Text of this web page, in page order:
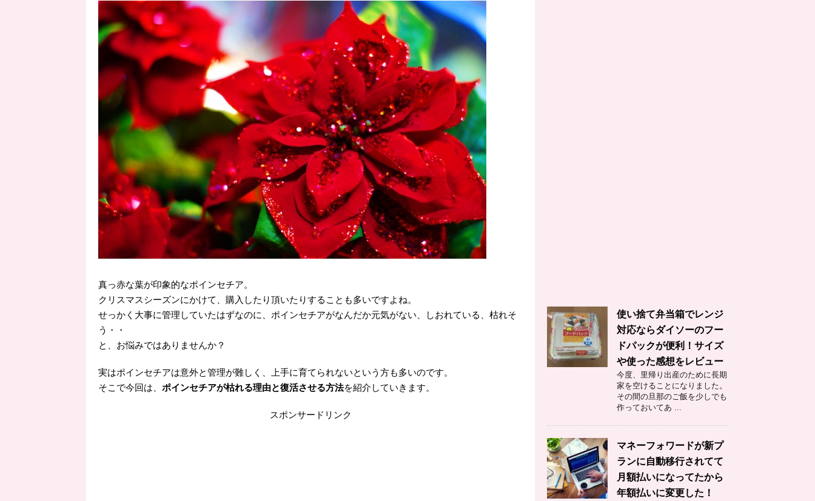
真っ赤な葉が印象的なポインセチア。
クリスマスシーズンにかけて、購入したり頂いたりすることも多いですよね。
せっかく大事に管理していたはずなのに、ポインセチアがなんだか元気がない、しおれている、枯れそ
う・・
と、お悩みではありませんか？
実はポインセチアは意外と管理が難しく、上手に育てられないという方も多いのです。
そこで今回は、 ポインセチアが枯れる理由と復活させる方法を紹介していきます。
スポンサードリンク
使い捨て弁当箱でレンジ
対応ならダイソーのフー
ドパックが便利！サイズ
や使った感想をレビュー
今度、里帰り出産のために長期
家を空けることになりました。
その間の旦那のご飯を少しでも
作っておいてあ ...
マネーフォワードが新プ
ランに自動移行されてて
月額払いになってたから
年額払いに変更した！